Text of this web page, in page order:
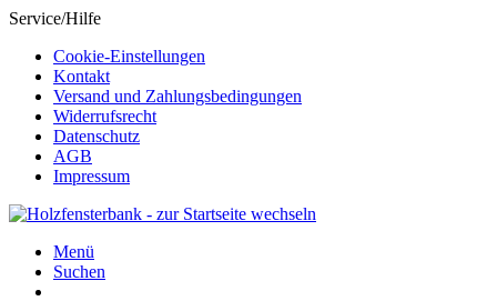
Service/Hilfe
Cookie-Einstellungen
Kontakt
Versand und Zahlungsbedingungen
Widerrufsrecht
Datenschutz
AGB
Impressum
Menü
Suchen